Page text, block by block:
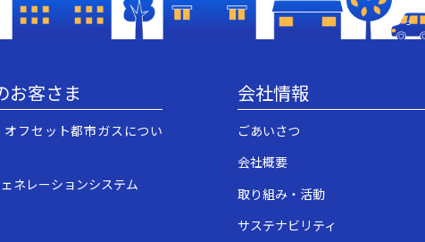
お客さま
オフセット都市ガスについ
ネレーションシステム
会社情報
ごあいさつ
会社概要
取り組み・活動
サステナビリティ